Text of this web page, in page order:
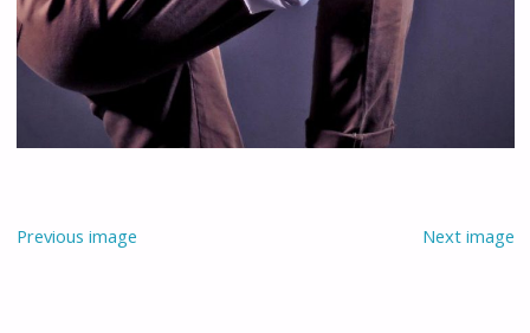
Previous image Next image